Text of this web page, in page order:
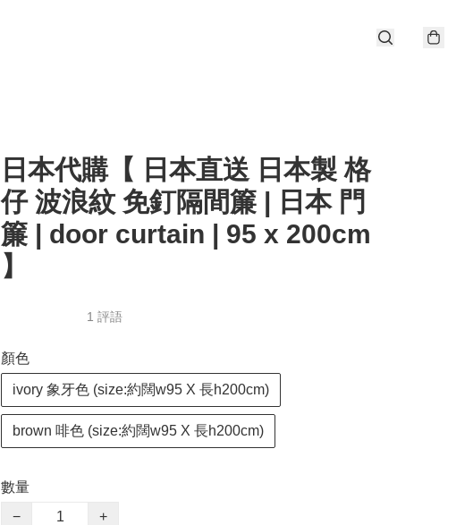
日本代購【 日本直送 日本製 格
仔 波浪紋 免釘隔間簾 | 日本 門
簾 | door curtain | 95 x 200cm
】
1 評語
顏色
ivory 象牙色 (size:約闊w95 X 長h200cm)
brown 啡色 (size:約闊w95 X 長h200cm)
數量
−
+